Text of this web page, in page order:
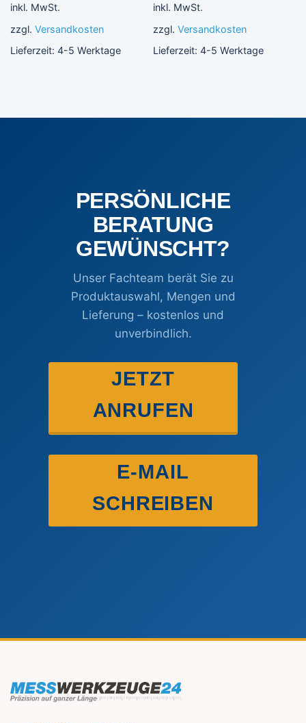
inkl. MwSt.
zzgl. Versandkosten
Lieferzeit: 4-5 Werktage
inkl. MwSt.
zzgl. Versandkosten
Lieferzeit: 4-5 Werktage
PERSÖNLICHE
BERATUNG
GEWÜNSCHT?
Unser Fachteam berät Sie zu
Produktauswahl, Mengen und
Lieferung – kostenlos und
unverbindlich.
JETZT
ANRUFEN
E-MAIL
SCHREIBEN